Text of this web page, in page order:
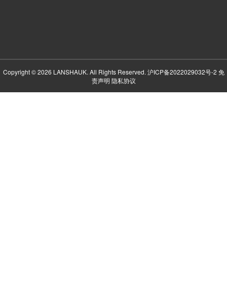
Copyright © 2026 LANSHAUK. All Rights Reserved. 沪ICP备2022029032号-2 免
责声明 隐私协议